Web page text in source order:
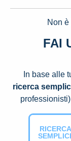
Non
FAI
In base alle
ricerca
RICERCA